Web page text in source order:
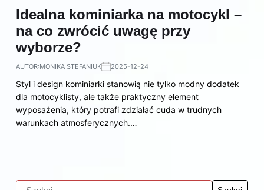
Idealna kominiarka na motocykl –
na co zwrócić uwagę przy
wyborze?
AUTOR:MONIKA STEFANIUK 2025-12-24
Styl i design kominiarki stanowią nie tylko modny dodatek
dla motocyklisty, ale także praktyczny element
wyposażenia, który potrafi zdziałać cuda w trudnych
warunkach atmosferycznych.…